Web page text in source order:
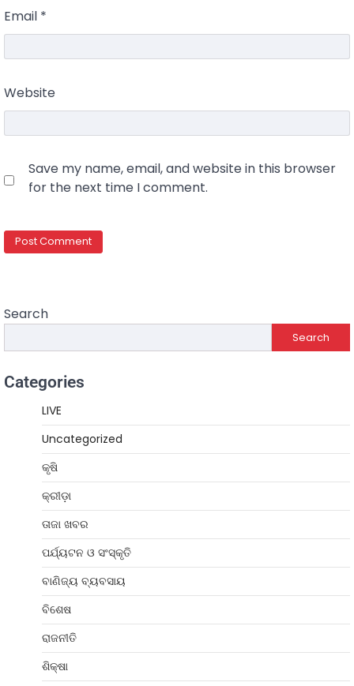
Email *
Website
Save my name, email, and website in this browser
for the next time I comment.
Search
Search
Categories
LIVE
Uncategorized
କୃଷି
କ୍ରୀଡ଼ା
ତାଜା ଖବର
ପର୍ଯ୍ୟଟନ ଓ ସଂସ୍କୃତି
ବାଣିଜ୍ୟ ବ୍ୟବସାୟ
ବିଶେଷ
ରାଜନୀତି
ଶିକ୍ଷା